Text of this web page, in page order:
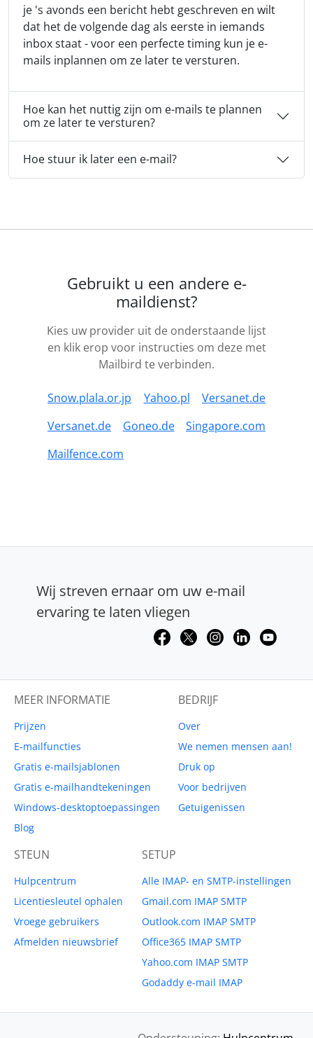
je 's avonds een bericht hebt geschreven en wilt
dat het de volgende dag als eerste in iemands
inbox staat - voor een perfecte timing kun je e-
mails inplannen om ze later te versturen.
Hoe kan het nuttig zijn om e-mails te plannen
om ze later te versturen?
Hoe stuur ik later een e-mail?
Gebruikt u een andere e-
maildienst?
Kies uw provider uit de onderstaande lijst
en klik erop voor instructies om deze met
Mailbird te verbinden.
Snow.plala.or.jp Yahoo.pl
Versanet.de
Versanet.de
Goneo.de
Singapore.com
Mailfence.com
Wij streven ernaar om uw e-mail
ervaring te laten vliegen
MEER INFORMATIE
Prijzen
E-mailfuncties
Gratis e-mailsjablonen
Gratis e-mailhandtekeningen
Windows-desktoptoepassingen
Blog
BEDRIJF
Over
We nemen mensen aan!
Druk op
Voor bedrijven
Getuigenissen
STEUN
Hulpcentrum
Licentiesleutel ophalen
Vroege gebruikers
Afmelden nieuwsbrief
SETUP
Alle IMAP- en SMTP-instellingen
Gmail.com IMAP SMTP
Outlook.com IMAP SMTP
Office365 IMAP SMTP
Yahoo.com IMAP SMTP
Godaddy e-mail IMAP